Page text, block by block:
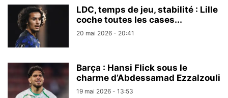
LDC, temps de jeu, stabilité : Lille
coche toutes les cases...
20 mai 2026 - 20:41
Barça : Hansi Flick sous le
charme d’Abdessamad Ezzalzouli
19 mai 2026 - 13:53